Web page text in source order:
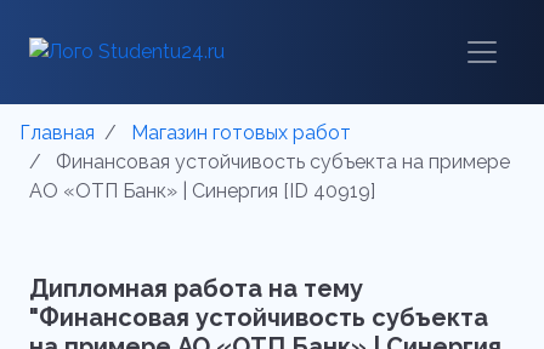
Главная
Магазин готовых работ
Финансовая устойчивость субъекта на примере
АО «ОТП Банк» | Синергия [ID 40919]
Дипломная работа на тему
"Финансовая устойчивость субъекта